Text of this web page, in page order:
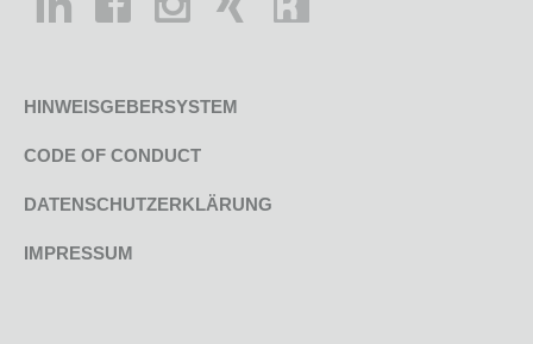
HINWEISGEBERSYSTEM
CODE OF CONDUCT
DATENSCHUTZERKLÄRUNG
IMPRESSUM